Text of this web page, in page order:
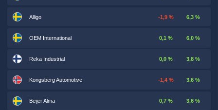
Alligo -1,9 % 6,3 %
OEM International 0,1 % 6,0 %
Reka Industrial 0,0 % 3,8 %
Kongsberg Automotive -1,4 % 3,6 %
Beijer Alma 0,7 % 3,6 %